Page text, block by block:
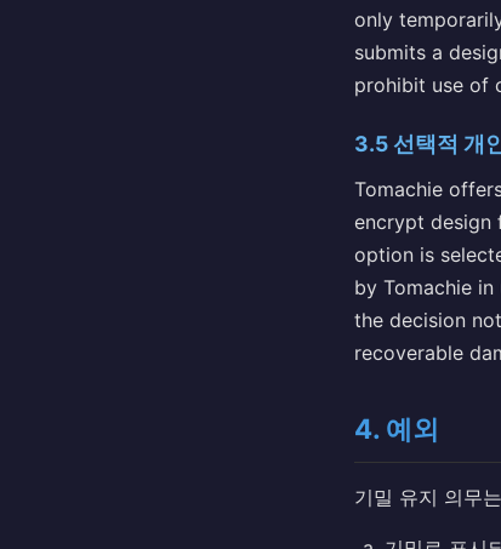
only
submits a
prohibit use of
3.5 선택적 개
Tomachie
encrypt design
option is
by Tomachie
the decision
recoverable
4. 예외
기밀 유지 의무